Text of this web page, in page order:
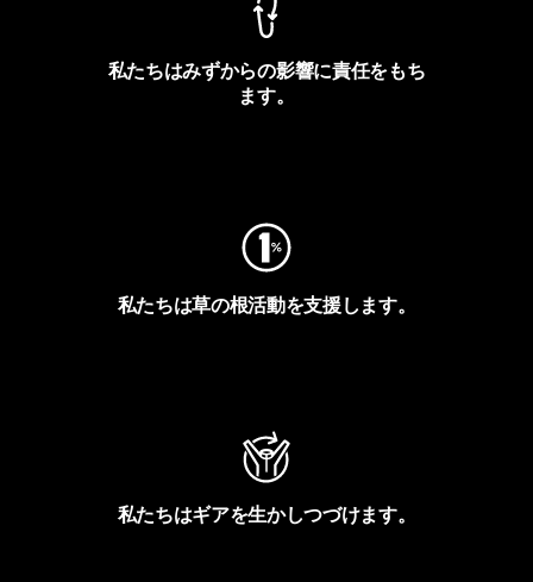
私たちはみずからの影響に責任をもち
ます。
私たちは草の根活動を支援します。
私たちはギアを生かしつづけます。